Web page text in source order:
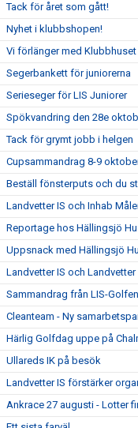
Tack för året som gått!
Nyhet i klubbshopen!
Vi förlänger med
Segerbankett för juniorerna
Serieseger för LIS Juniorer
Spökvandring den 28e
Tack för grymt jobb i helgen
Cupsammandrag 8-9
Beställ fönsterputs och du
Landvetter IS och Inhab
Reportage hos Hällingsjö
Uppsnack med Hällingsjö
Landvetter IS och
Sammandrag från LIS-
Cleanteam - Ny
Härlig Golfdag uppe på
Ullareds IK på besök
Landvetter IS förstärker
Ankrace 27 augusti - Lotter